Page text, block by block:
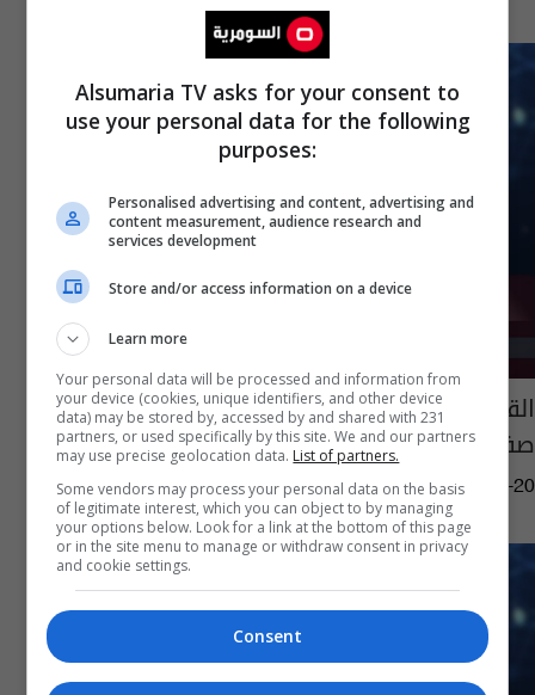
القبض على متهمين أثنين بالقتل وآخرين ينتحلان
صفة موظف في بغداد
04:10 | 2021-04-20
Alsumaria TV asks for your consent to
use your personal data for the following
purposes:
Personalised advertising and content, advertising and
content measurement, audience research and
services development
Store and/or access information on a device
Learn more
Your personal data will be processed and information from
your device (cookies, unique identifiers, and other device
data) may be stored by, accessed by and shared with 231
partners, or used specifically by this site. We and our partners
may use precise geolocation data. List of partners.
Some vendors may process your personal data on the basis
of legitimate interest, which you can object to by managing
your options below. Look for a link at the bottom of this page
or in the site menu to manage or withdraw consent in privacy
and cookie settings.
Consent